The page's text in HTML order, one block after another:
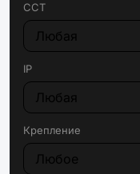
CCT
IP
Крепление